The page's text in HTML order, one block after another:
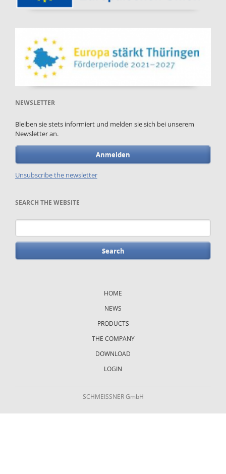
NEWSLETTER
Bleiben sie stets informiert und melden sie sich bei unserem
Newsletter an.
Anmelden
Unsubscribe the newsletter
SEARCH THE WEBSITE
Keywords
HOME
NEWS
PRODUCTS
THE COMPANY
DOWNLOAD
LOGIN
SCHMEISSNER GmbH